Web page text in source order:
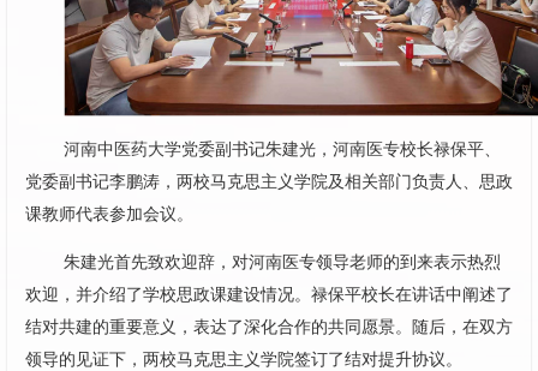
河南中医药大学党委副书记朱建光，河南医专校长禄保平、
党委副书记李鹏涛，两校马克思主义学院及相关部门负责人、思政
课教师代表参加会议。
朱建光首先致欢迎辞，对河南医专领导老师的到来表示热烈
欢迎，并介绍了学校思政课建设情况。禄保平校长在讲话中阐述了
结对共建的重要意义，表达了深化合作的共同愿景。随后，在双方
领导的见证下，两校马克思主义学院签订了结对提升协议。